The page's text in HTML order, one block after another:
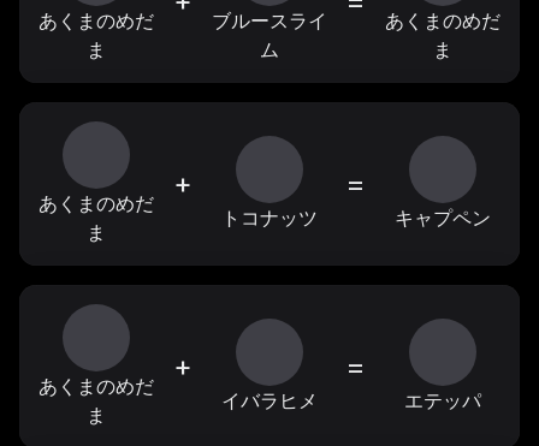
あくまのめだ
ま
ブルースライ
ム
あくまのめだ
ま
あくまのめだ
ま
+
トコナッツ
=
キャプペン
あくまのめだ
ま
+
イバラヒメ
=
エテッパ